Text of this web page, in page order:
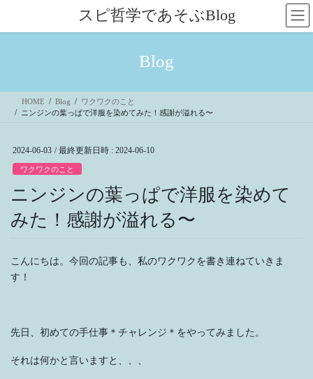
ス
ン
スピ哲学であそぶBlog
Blog
HOME Blog
ワクワクのこと
ニンジンの葉っぱで洋服を染めてみた！感謝が溢れる〜
2024-06-03 / 最終更新日時 : 2024-06-10
ワクワクのこと
ニンジンの葉っぱで洋服を染めて
みた！感謝が溢れる〜
こんにちは。今回の記事も、私のワクワクを書き連ねていきま
す！
先日、初めての手仕事＊チャレンジ＊をやってみました。
それは何かと言いますと、、、